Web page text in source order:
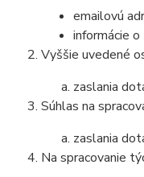
emailovú
informácie
Vyššie uvedené
zaslania
Súhlas na
zaslania
Na spracovanie